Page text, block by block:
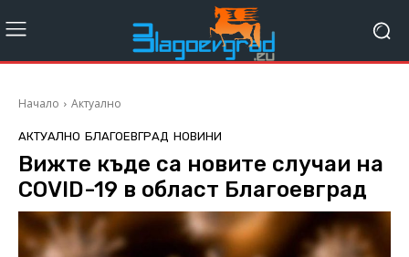
Начало Актуално
АКТУАЛНО БЛАГОЕВГРАД НОВИНИ
Вижте къде са новите случаи на
COVID-19 в област Благоевград